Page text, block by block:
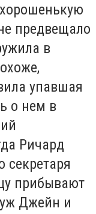
предвещало
в
упавшая
о нем в
Ричард
секретаря
прибывают
Джейн и